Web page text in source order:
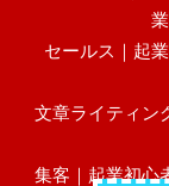
セールス｜起
文章ライティン
集客｜起業初心